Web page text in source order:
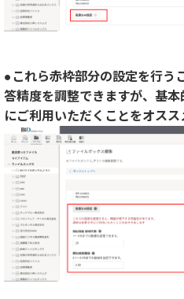
●これら赤枠部分の設定を行う
答精度を調整できますが、基
にご利用いただくことをオスス